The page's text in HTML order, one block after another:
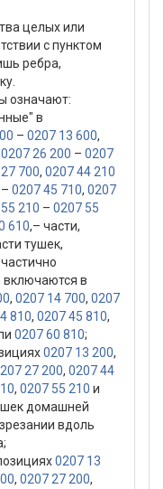
целых или
с пунктом
ребра,
означают:
в
– 0207 13 600,
0207 26 200 – 0207
700, 0207 44 210
– 0207 45 710, 0207
210 – 0207 55
610,– части,
тушек,
включаются в
, 0207 14 700, 0207
810, 0207 45 810,
0207 60 810;
0207 13 200,
27 200, 0207 44
, 0207 55 210 и
домашней
вдоль
0207 13
, 0207 27 200,